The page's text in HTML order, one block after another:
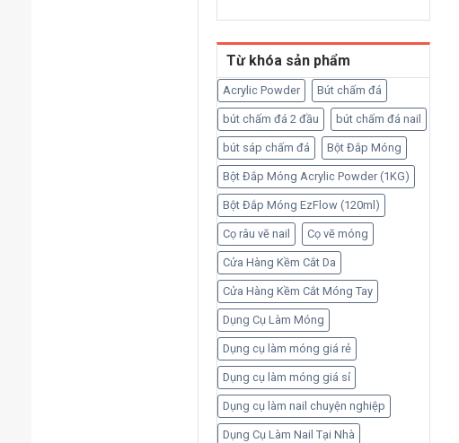
Từ khóa sản phẩm
Acrylic Powder Bút chấm đá
bút chấm đá 2 đầu bút chấm đá nail
bút sáp chấm đá Bột Đắp Móng
Bột Đắp Móng Acrylic Powder (1KG)
Bột Đắp Móng EzFlow (120ml)
Cọ râu vẽ nail Cọ vẽ móng
Cửa Hàng Kềm Cắt Da
Cửa Hàng Kềm Cắt Móng Tay
Dụng Cụ Làm Móng
Dụng cụ làm móng giá rẻ
Dụng cụ làm móng giá sỉ
Dụng cụ làm nail chuyện nghiệp
Dụng Cụ Làm Nail Tại Nhà